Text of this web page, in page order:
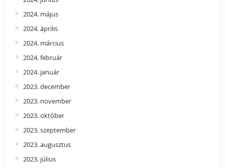
2024. május
2024. április
2024. március
2024. február
2024. január
2023. december
2023. november
2023. október
2023. szeptember
2023. augusztus
2023. július